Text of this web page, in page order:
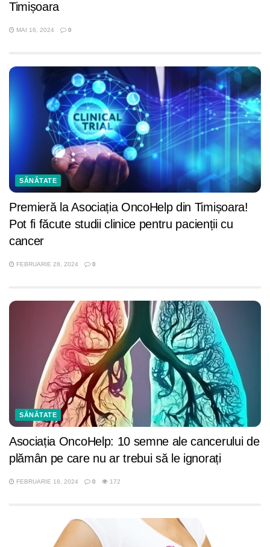
Timișoara
MAI 16, 2024 0
SĂNĂTATE
Premieră la Asociația OncoHelp din Timișoara!
Pot fi făcute studii clinice pentru pacienții cu
cancer
FEBRUARIE 28, 2024 0
SĂNĂTATE
Asociația OncoHelp: 10 semne ale cancerului de
plămân pe care nu ar trebui să le ignorați
FEBRUARIE 18, 2024 0 172